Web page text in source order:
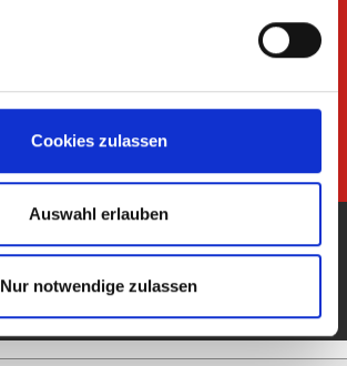
Cookies zulassen
Auswahl erlauben
Nur notwendige zulassen